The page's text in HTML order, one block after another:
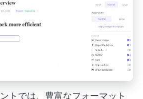
トでは、豊富なフォーマット